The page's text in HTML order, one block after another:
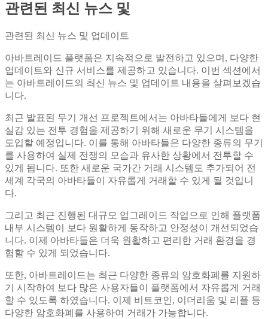
관련된 최신 뉴스 및
관련된 최신 뉴스 및 업데이트
아바트레이드 플랫폼은 지속적으로 발전하고 있으며, 다양한
업데이트와 신규 서비스를 제공하고 있습니다. 이번 섹션에서
는 아바트레이드의 최신 뉴스 및 업데이트 내용을 살펴보겠습
니다.
최근 발표된 무기 개선 프로젝트에서는 아바타들에게 보다 현
실감 있는 전투 경험을 제공하기 위해 새로운 무기 시스템을
도입할 예정입니다. 이를 통해 아바타들은 다양한 종류의 무기
를 사용하여 실제 전쟁의 모습과 유사한 상황에서 전투할 수
있게 됩니다. 또한 새로운 국가간 거래 시스템도 추가되어 전
세계 각국의 아바타들이 자유롭게 거래할 수 있게 될 것입니
다.
그리고 최근 진행된 대규모 업그레이드 작업으로 인해 플랫폼
내부 시스템이 보다 원활하게 동작하고 안정성이 개선되었습
니다. 이제 아바타들은 더욱 원활하고 편리한 거래 환경을 경
험할 수 있게 되었습니다.
또한, 아바트레이드는 최근 다양한 종류의 암호화폐를 지원하
기 시작하여 보다 많은 사용자들이 플랫폼에서 자유롭게 거래
할 수 있도록 하였습니다. 이제 비트코인, 이더리움 및 리플 등
다양한 암호화폐를 사용하여 거래가 가능합니다.